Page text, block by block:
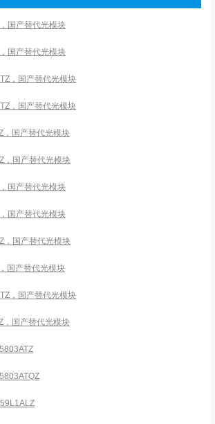
国产替代光模块
国产替代光模块
，国产替代光模块
，国产替代光模块
，国产替代光模块
，国产替代光模块
国产替代光模块
国产替代光模块
，国产替代光模块
国产替代光模块
，国产替代光模块
，国产替代光模块